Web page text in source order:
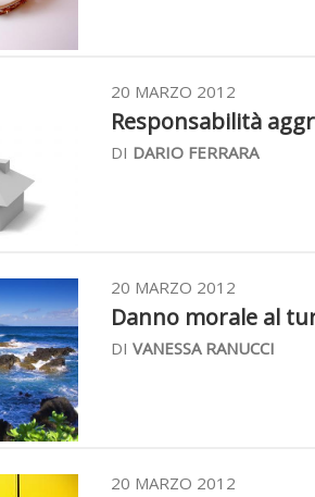
20 MARZO 2012
Responsabilità
DI DARIO FERRARA
20 MARZO 2012
Danno morale al
DI VANESSA RANUCCI
20 MARZO 2012